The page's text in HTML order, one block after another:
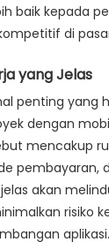
baik kepada
di
yang Jelas
penting yang
dengan
mencakup
pembayaran,
akan
risiko
aplikasi.